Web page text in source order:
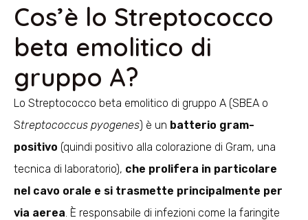
Cos’è lo Streptococco
beta emolitico di
gruppo A?
Lo Streptococco beta emolitico di gruppo A (SBEA o
Streptococcus pyogenes) è un batterio gram-
positivo (quindi positivo alla colorazione di Gram, una
tecnica di laboratorio), che prolifera in particolare
nel cavo orale e si trasmette principalmente per
via aerea . È responsabile di infezioni come la faringite